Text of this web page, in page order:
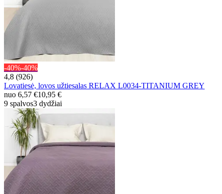
-40%-40%
4,8 (926)
Lovatiesė, lovos užtiesalas RELAX L0034-TITANIUM GREY
nuo 6,57 €10,95 €
9 spalvos3 dydžiai